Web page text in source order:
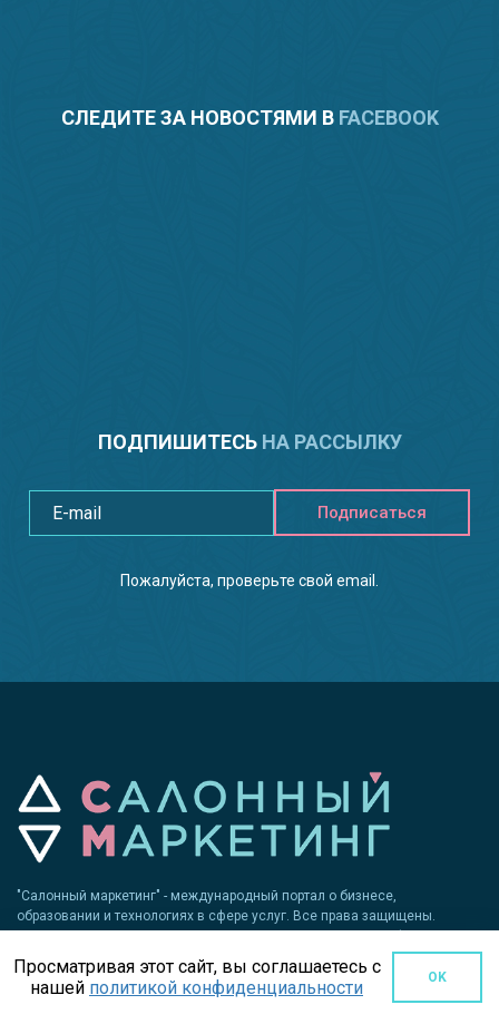
СЛЕДИТЕ ЗА НОВОСТЯМИ В FACEBOOK
ПОДПИШИТЕСЬ НА РАССЫЛКУ
Подписаться
Пожалуйста, проверьте свой email.
Просматривая этот сайт, вы соглашаетесь с
нашей политикой конфиденциальности OK
"Салонный маркетинг" - международный портал о бизнесе,
образовании и технологиях в сфере услуг. Все права защищены.
Перепечатка материалов запрещена. За достоверность информации,
размещенной на правах рекламы, ответственность несет
рекламодатель. СМ не работает с компаниями и физлицами из РФ и
Беларуси.